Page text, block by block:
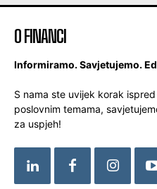
O FINANCI
Informiramo. Savjetujemo.
S nama ste uvijek korak
poslovnim temama,
za uspjeh!